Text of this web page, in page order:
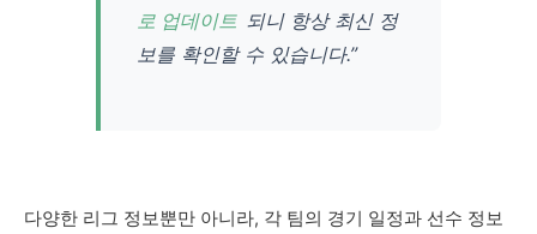
로 업데이트 되니 항상 최신 정
보를 확인할 수 있습니다.”
다양한 리그 정보뿐만 아니라, 각 팀의 경기 일정과 선수 정보